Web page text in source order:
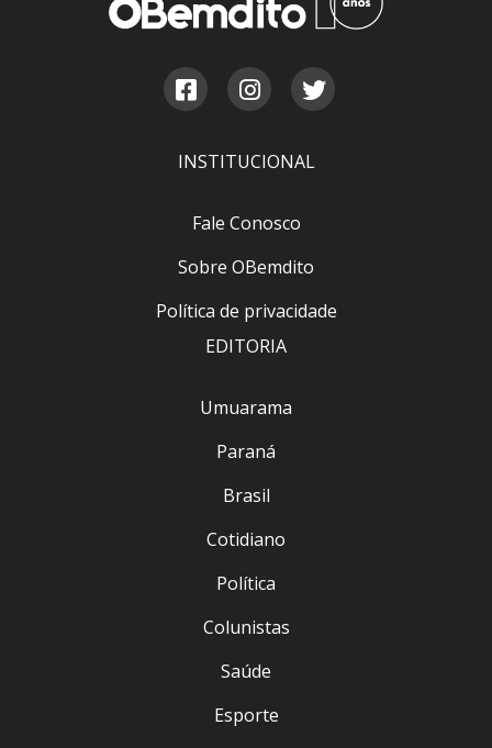
INSTITUCIONAL
Fale Conosco
Sobre OBemdito
Política de privacidade
EDITORIA
Umuarama
Paraná
Brasil
Cotidiano
Política
Colunistas
Saúde
Esporte